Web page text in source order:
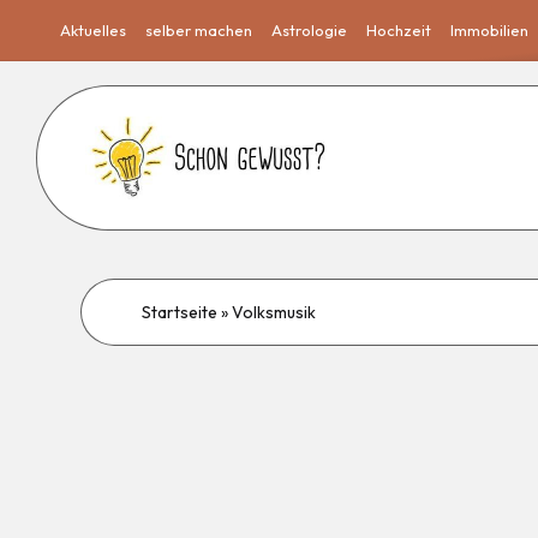
Aktuelles selber machen Astrologie Hochzeit Immobilien
Startseite »Volksmusik